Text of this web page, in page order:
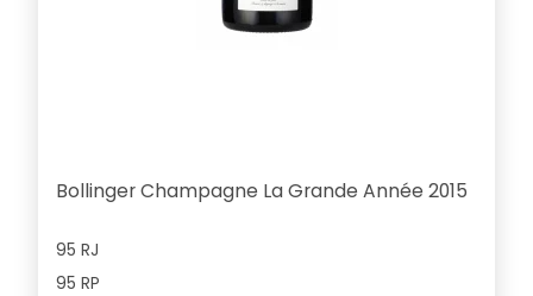
Bollinger Champagne La Grande Année 2015
95 RJ
95 RP